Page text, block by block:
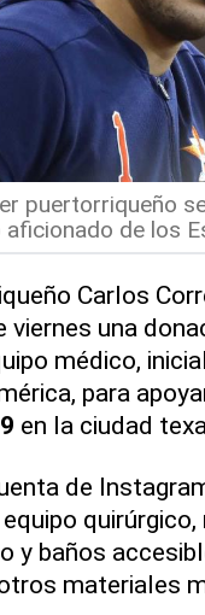
puertorriqueño
de los
Carlos
viernes una
médico,
para
en la ciudad
de
quirúrgico,
y baños
materiales